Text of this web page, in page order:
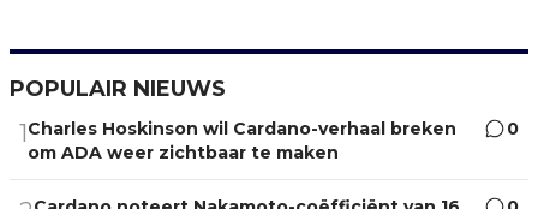
POPULAIR NIEUWS
1Charles Hoskinson wil Cardano-verhaal breken
om ADA weer zichtbaar te maken
0